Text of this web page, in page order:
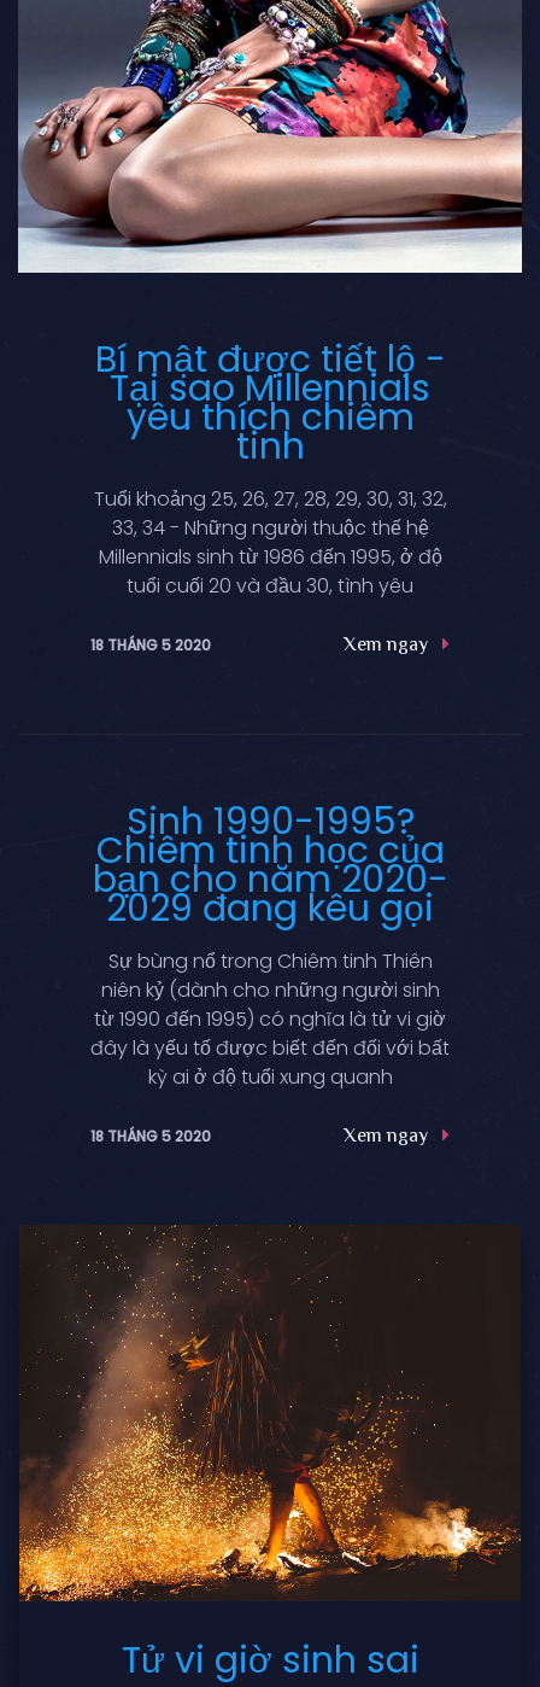
Bí mật được tiết lộ -
Tại sao Millennials
yêu thích chiêm
tinh
Tuổi khoảng 25, 26, 27, 28, 29, 30, 31, 32,
33, 34 - Những người thuộc thế hệ
Millennials sinh từ 1986 đến 1995, ở độ
tuổi cuối 20 và đầu 30, tình yêu
18 THÁNG 5 2020 Xem ngay
Sinh 1990-1995?
Chiêm tinh học của
bạn cho năm 2020-
2029 đang kêu gọi
Sự bùng nổ trong Chiêm tinh Thiên
niên kỷ (dành cho những người sinh
từ 1990 đến 1995) có nghĩa là tử vi giờ
đây là yếu tố được biết đến đối với bất
kỳ ai ở độ tuổi xung quanh
18 THÁNG 5 2020 Xem ngay
Tử vi giờ sinh sai